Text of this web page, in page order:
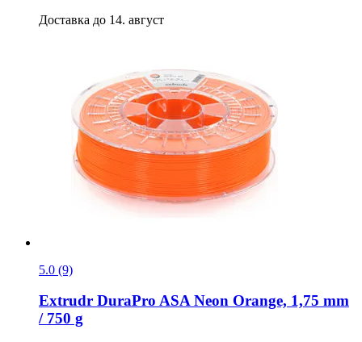
Доставка до 14. август
5.0 (9)
Extrudr DuraPro ASA Neon Orange, 1,75 mm
/ 750 g